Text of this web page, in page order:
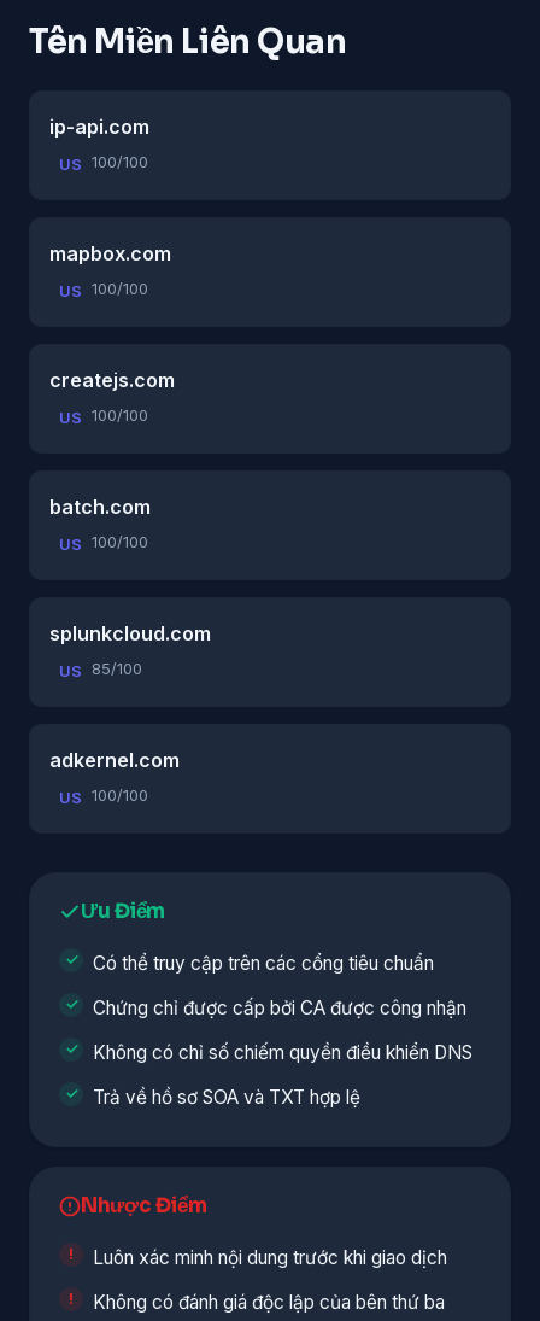
Tên Miền Liên Quan
ip-api.com
US 100/100
mapbox.com
US 100/100
createjs.com
US 100/100
batch.com
US 100/100
splunkcloud.com
US 85/100
adkernel.com
US 100/100
Ưu Điểm
Có thể truy cập trên các cổng tiêu chuẩn
Chứng chỉ được cấp bởi CA được công nhận
Không có chỉ số chiếm quyền điều khiển DNS
Trả về hồ sơ SOA và TXT hợp lệ
Nhược Điểm
Luôn xác minh nội dung trước khi giao dịch
Không có đánh giá độc lập của bên thứ ba